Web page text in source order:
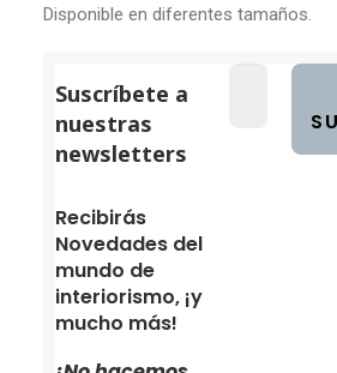
Disponible en diferentes tamaños.
Suscríbete a
nuestras
newsletters
Recibirás
Novedades del
mundo de
interiorismo, ¡y
mucho más!